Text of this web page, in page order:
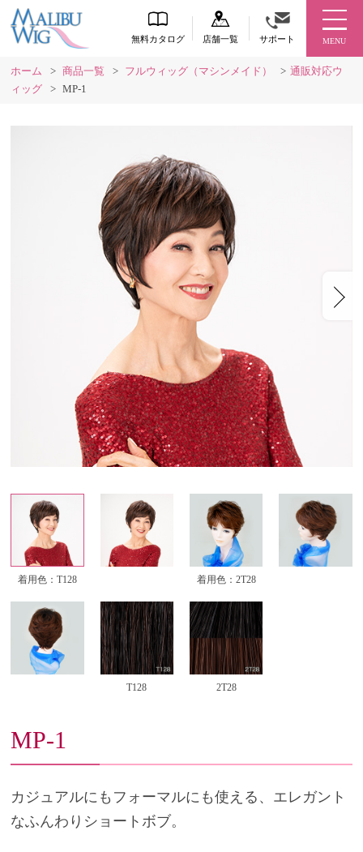
無料カタログ 店舗一覧 サポート MENU
ホーム > 商品一覧 > フルウィッグ（マシンメイド） > 通販対応ウ
ィッグ
> MP-1
着用色：T128 着用色：2T28
T128 2T28
MP-1
カジュアルにもフォーマルにも使える、エレガント
なふんわりショートボブ。